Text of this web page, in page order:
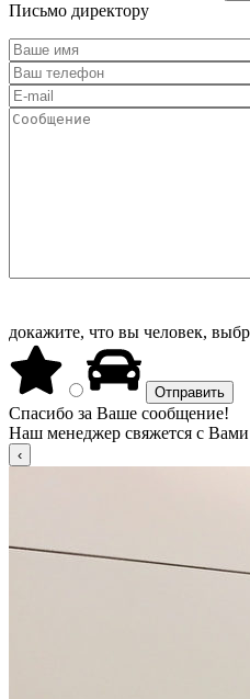
Письмо директору
докажите, что вы человек,
Спасибо за Ваше сообщение!
Наш менеджер свяжется с